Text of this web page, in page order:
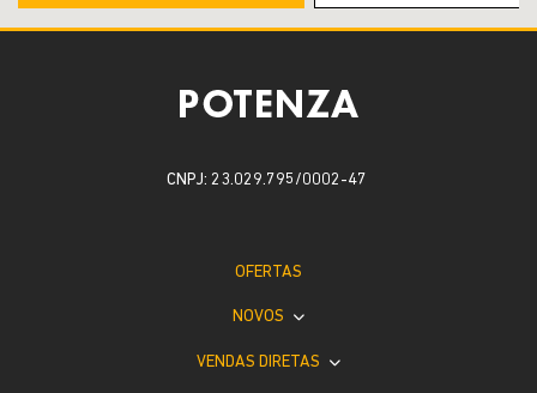
CNPJ: 23.029.795/0002-47
OFERTAS
NOVOS
VENDAS DIRETAS